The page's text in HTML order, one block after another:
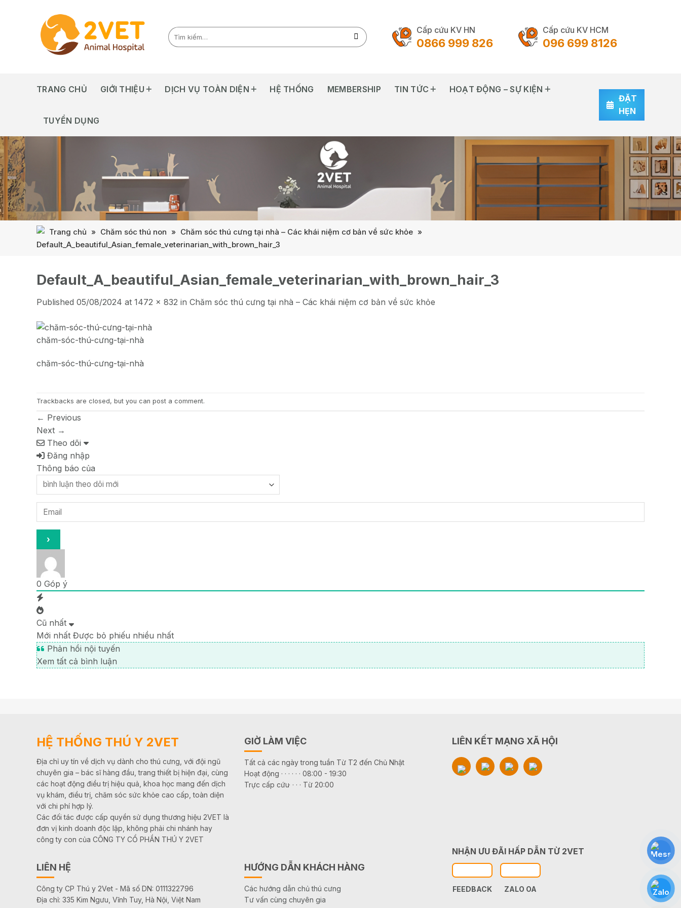
Cấp cứu KV HN
0866 999 826
Cấp cứu KV HCM
096 699 8126
TRANG CHỦ GIỚI THIỆU DỊCH VỤ TOÀN DIỆN HỆ THỐNG MEMBERSHIP TIN TỨC HOẠT ĐỘNG – SỰ KIỆN
TUYỂN DỤNG
ĐẶT
HẸN
Trang chủ » Chăm sóc thú non » Chăm sóc thú cưng tại nhà – Các khái niệm cơ bản về sức khỏe »
Default_A_beautiful_Asian_female_veterinarian_with_brown_hair_3
Default_A_beautiful_Asian_female_veterinarian_with_brown_hair_3
Published 05/08/2024 at 1472 × 832 in Chăm sóc thú cưng tại nhà – Các khái niệm cơ bản về sức khỏe
chăm-sóc-thú-cưng-tại-nhà
chăm-sóc-thú-cưng-tại-nhà
Trackbacks are closed, but you can post a comment.
← Previous
Next →
Theo dõi
Đăng nhập
Thông báo của
0 Góp ý
Cũ nhất
Mới nhất Được bỏ phiếu nhiều nhất
Phản hồi nội tuyến
Xem tất cả bình luận
HỆ THỐNG THÚ Y 2VET
Địa chỉ uy tín về dịch vụ dành cho thú cưng, với đội ngũ
chuyên gia – bác sĩ hàng đầu, trang thiết bị hiện đại, cùng
các hoạt động điều trị hiệu quả, khoa học mang đến dịch
vụ khám, điều trị, chăm sóc sức khỏe cao cấp, toàn diện
với chi phí hợp lý.
Các đối tác được cấp quyền sử dụng thương hiệu 2VET là
đơn vị kinh doanh độc lập, không phải chi nhánh hay
công ty con của CÔNG TY CỔ PHẦN THÚ Y 2VET
GIỜ LÀM VIỆC
Tất cả các ngày trong tuần Từ T2 đến Chủ Nhật
Hoạt động · · · · · · 08:00 - 19:30
Trực cấp cứu· · · · Từ 20:00
LIÊN KẾT MẠNG XÃ HỘI
LIÊN HỆ
Công ty CP Thú y 2Vet - Mã số DN: 0111322796
Địa chỉ: 335 Kim Ngưu, Vĩnh Tuy, Hà Nội, Việt Nam
HƯỚNG DẪN KHÁCH HÀNG
Các hướng dẫn chủ thú cưng
Tư vấn cùng chuyên gia
NHẬN ƯU ĐÃI HẤP DẪN TỪ 2VET
FEEDBACK ZALO OA